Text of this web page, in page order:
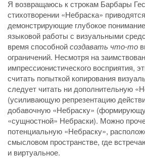
Я возвращаюсь к строкам Барбары
стихотворении «Небраска»
демонстрирующие глубокое
языковой работы с визуальными
время способнойсоздавать что-то
ограничений. Несмотря на
импрессионистического восприятия,
считать попыткой копирования
следует читать ни дополнительную
(усиливающую репрезентацию
добавочную «Небраску»
«сущностной» Небраски). Можно
потенциальную «Небраску»,
смысловом пространстве, где
и виртуальное.